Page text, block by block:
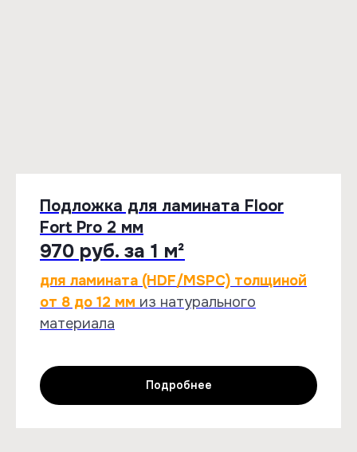
Подложка для ламината Floor
Fort Pro 2 мм
970 руб. за 1 м²
для ламината (HDF/MSPC) толщиной
от 8 до 12 мм из натурального
материала
Подробнее